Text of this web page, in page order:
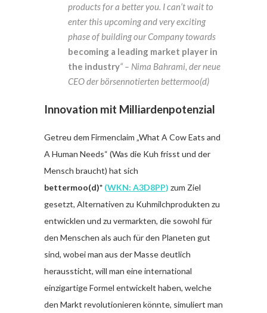
products for a better you. I can’t wait to
enter this upcoming and very exciting
phase of building our Company towards
becoming a leading market player in
the industry“ – Nima Bahrami, der neue
CEO der börsennotierten bettermoo(d)
Innovation mit Milliardenpotenzial
Getreu dem Firmenclaim „What A Cow Eats and
A Human Needs“ (Was die Kuh frisst und der
Mensch braucht) hat sich
bettermoo(d)* (WKN: A3D8PP) zum Ziel
gesetzt, Alternativen zu Kuhmilchprodukten zu
entwicklen und zu vermarkten, die sowohl für
den Menschen als auch für den Planeten gut
sind, wobei man aus der Masse deutlich
heraussticht, will man eine international
einzigartige Formel entwickelt haben, welche
den Markt revolutionieren könnte, simuliert man